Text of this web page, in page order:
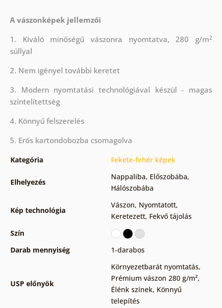
A vászonképek jellemzői
1. Kiváló minőségű vászonra nyomtatva, 280 g/m2
súllyal
2. Nem igényel további keretet
3. Modern nyomtatási technológiával készül - magas
színtelítettség
4. Könnyű felszerelés
5. Erős kartondobozba csomagolva
Kategória Fekete-fehér képek
Elhelyezés
Nappaliba, Előszobába,
Hálószobába
Kép technológia
Vászon, Nyomtatott,
Keretezett, Fekvő tájolás
Szín
Darab mennyiség
1-darabos
USP előnyök
Környezetbarát nyomtatás,
Prémium vászon 280 g/m²,
Élénk színek, Könnyű
telepítés